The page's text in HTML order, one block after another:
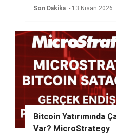
%2 BTC büyümesine
duyması nedeniyle
Bitcoin alımının
veriyor
Son Dakika - 13 Nisan 2026
Bitcoin Yatırımında
Var? MicroStrategy